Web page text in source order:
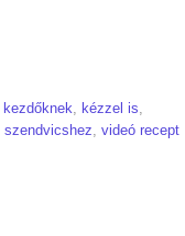
kezdőknek, kézzel is,
szendvicshez, videó recept